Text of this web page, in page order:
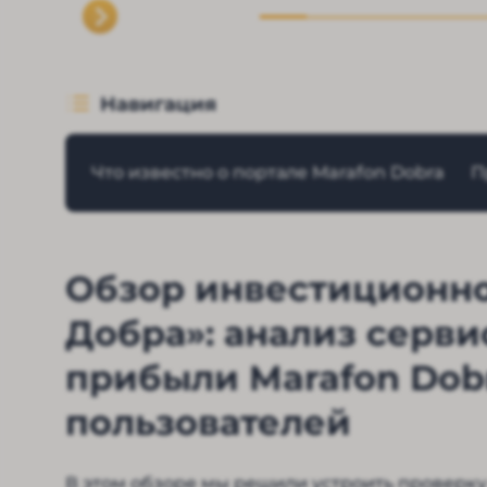
Навигация
Что известно о портале Marafon Dobra
Обзор
Добра»: анализ
прибыли Marafon
пользователей